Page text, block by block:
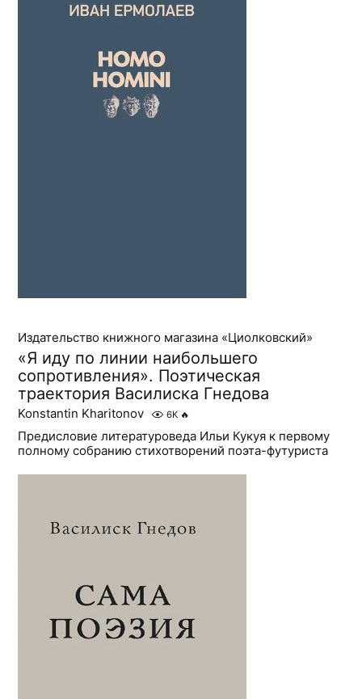
Издательство книжного магазина «Циолковский»
«Я иду по линии наибольшего
сопротивления». Поэтическая
траектория Василиска Гнедова
Konstantin Kharitonov 6K 🔥
Предисловие литературоведа Ильи Кукуя к первому
полному собранию стихотворений поэта-футуриста